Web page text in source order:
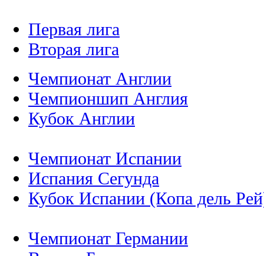
Первая лига
Вторая лига
Чемпионат Англии
Чемпионшип Англия
Кубок Англии
Чемпионат Испании
Испания Сегунда
Кубок Испании (Копа дель
Чемпионат Германии